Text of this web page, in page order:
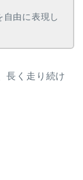
自由に表現し
長く走り続け